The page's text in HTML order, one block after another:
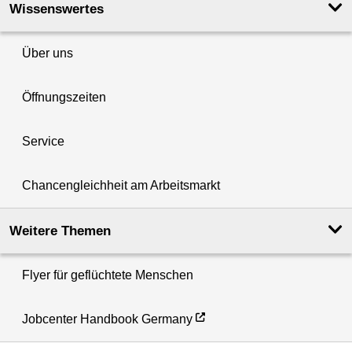
Wissenswertes
Über uns
Öffnungszeiten
Service
Chancengleichheit am Arbeitsmarkt
Weitere Themen
Flyer für geflüchtete Menschen
Jobcenter Handbook Germany